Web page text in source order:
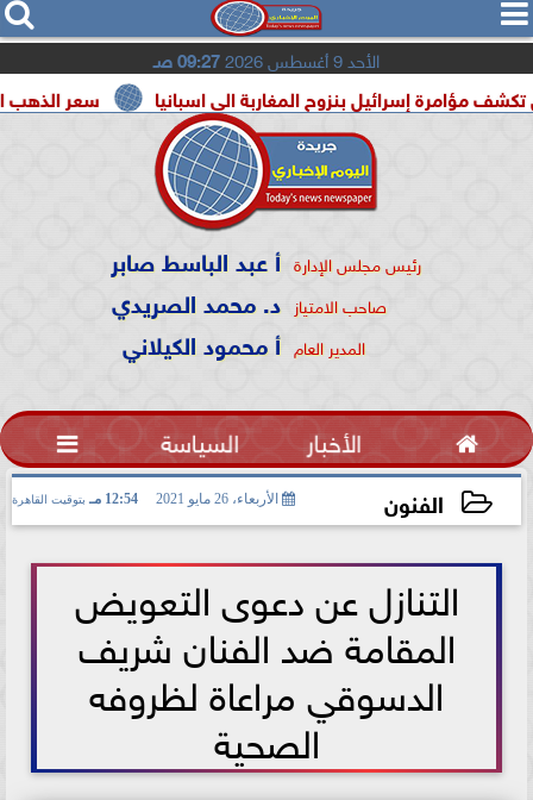
  
الأحد 9 أغسطس 2026 09:27 صـ
سعر الذهب اليوم السبت 8 أغسطس 2026 إسرائيل بنزوح المغاربة الى اسبانيا
رئيس مجلس الإدارة أ عبد الباسط صابر
صاحب الامتياز د. محمد الصريدي
المدير العام أ محمود الكيلاني
 الأخبار السياسة 
الفنون الأربعاء، 26 مايو 2021 12:54 مـ بتوقيت القاهرة
التنازل عن دعوى التعويض
المقامة ضد الفنان شريف
الدسوقي مراعاة لظروفه
الصحية